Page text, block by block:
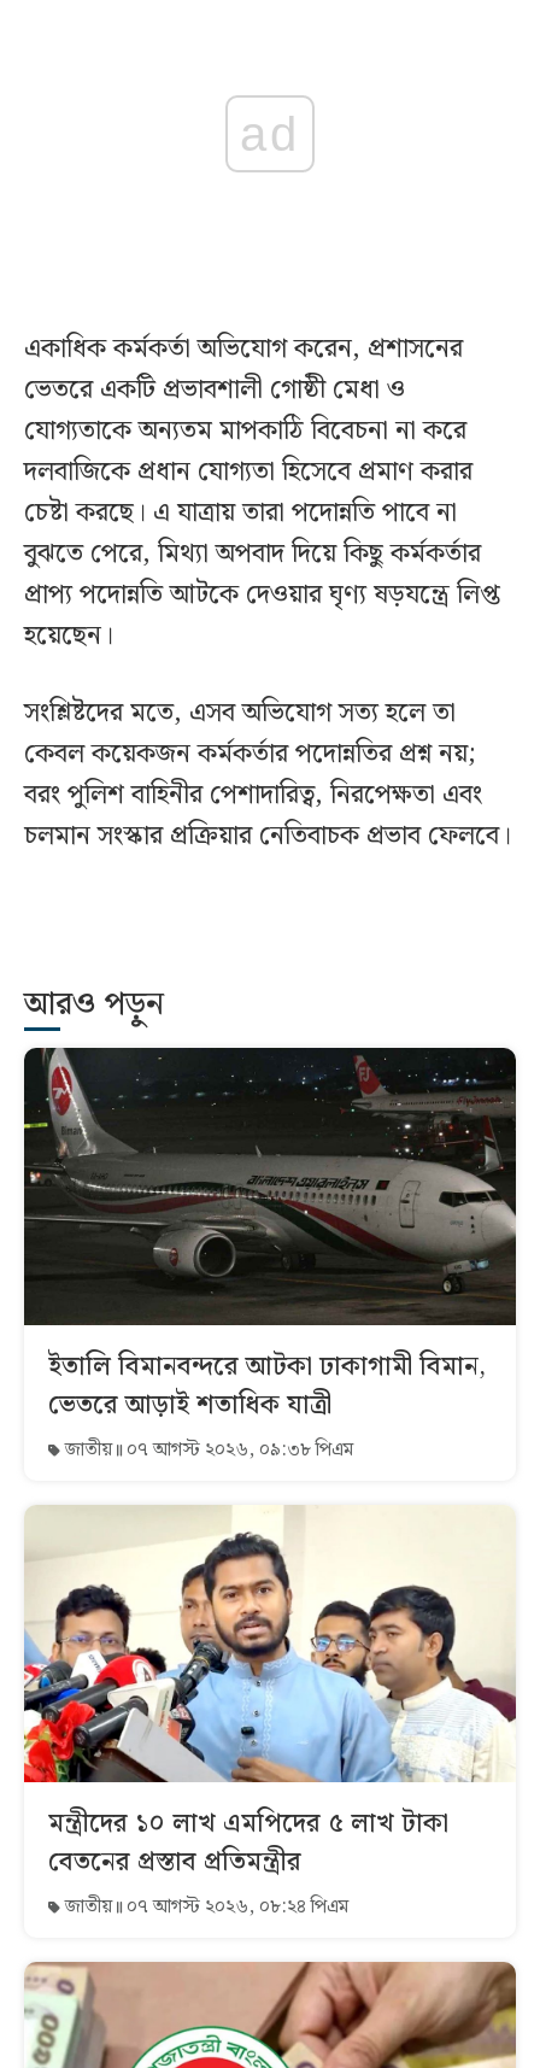
ad
একাধিক কর্মকর্তা অভিযোগ করেন, প্রশাসনের
ভেতরে একটি প্রভাবশালী গোষ্ঠী মেধা ও
যোগ্যতাকে অন্যতম মাপকাঠি বিবেচনা না করে
দলবাজিকে প্রধান যোগ্যতা হিসেবে প্রমাণ করার
চেষ্টা করছে। এ যাত্রায় তারা পদোন্নতি পাবে না
বুঝতে পেরে, মিথ্যা অপবাদ দিয়ে কিছু কর্মকর্তার
প্রাপ্য পদোন্নতি আটকে দেওয়ার ঘৃণ্য ষড়যন্ত্রে লিপ্ত
হয়েছেন।
সংশ্লিষ্টদের মতে, এসব অভিযোগ সত্য হলে তা
কেবল কয়েকজন কর্মকর্তার পদোন্নতির প্রশ্ন নয়;
বরং পুলিশ বাহিনীর পেশাদারিত্ব, নিরপেক্ষতা এবং
চলমান সংস্কার প্রক্রিয়ার নেতিবাচক প্রভাব ফেলবে।
আরও পড়ুন
ইতালি বিমানবন্দরে আটকা ঢাকাগামী বিমান,
ভেতরে আড়াই শতাধিক যাত্রী
জাতীয় ০৭ আগস্ট ২০২৬, ০৯:৩৮ পিএম
মন্ত্রীদের ১০ লাখ এমপিদের ৫ লাখ টাকা
বেতনের প্রস্তাব প্রতিমন্ত্রীর
জাতীয় ০৭ আগস্ট ২০২৬, ০৮:২৪ পিএম